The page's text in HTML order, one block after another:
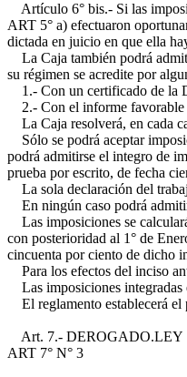
Artículo 6° bis.- Si las
ART 5° a) efectuaron
dictada en juicio en que ella
La Caja también podrá
su régimen se acredite por
1.- Con un certificado de la
2.- Con el informe favorable
La Caja resolverá, en cada
Sólo se podrá aceptar
podrá admitirse el integro de
prueba por escrito, de fecha
La sola declaración del
En ningún caso podrá
Las imposiciones se
con posterioridad al 1° de
cincuenta por ciento de dicho
Para los efectos del inciso
Las imposiciones integradas
El reglamento establecerá el
Art. 7.- DEROGADO.LEY
ART 7° N° 3